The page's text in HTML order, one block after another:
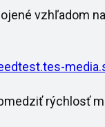
vzhľadom
rýchlosť